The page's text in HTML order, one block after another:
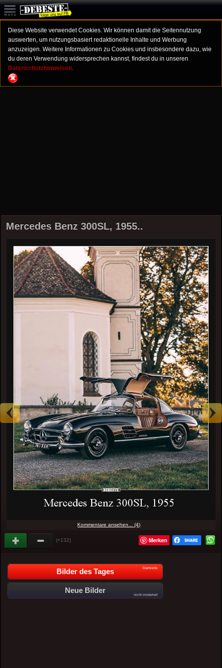
Diese Website verwendet Cookies. Wir können damit die Seitennutzung
auswerten, um nutzungsbasiert redaktionelle Inhalte und Werbung
anzuzeigen. Weitere Informationen zu Cookies und insbesondere dazu, wie
du deren Verwendung widersprechen kannst, findest du in unseren
Datenschutzhinweisen.
Mercedes Benz 300SL, 1955..
Kommentare ansehen... (4)
(+132) Merken
Bilder des Tages Startseite
Neue Bilder
nicht moderiert